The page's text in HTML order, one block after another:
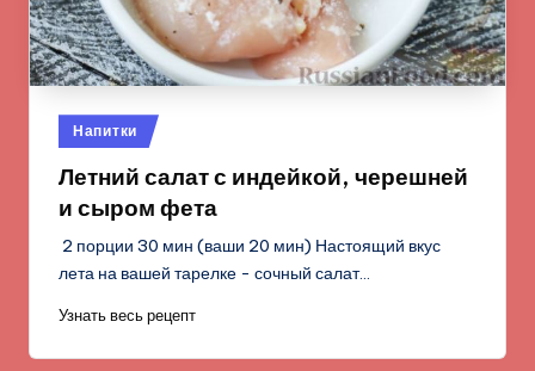
Опубликовано
в
Напитки
Летний салат с индейкой, черешней
и сыром фета
2 порции 30 мин (ваши 20 мин) Настоящий вкус
лета на вашей тарелке - сочный салат…
Узнать весь рецепт